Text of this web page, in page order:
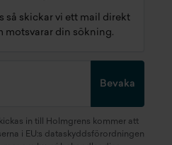
så skickar vi ett mail direkt
motsvarar din sökning.
Bevaka
in till Holmgrens kommer att
i EU:s dataskyddsförordningen